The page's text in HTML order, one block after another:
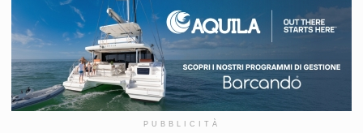
PUBBLICITÀ